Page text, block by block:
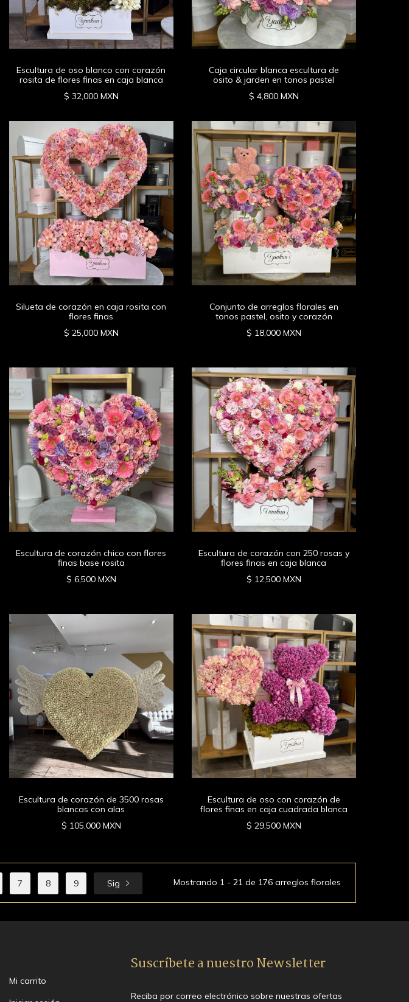
Escultura de oso blanco con corazón
rosita de flores finas en caja blanca
$ 32,000 MXN
Caja circular blanca escultura de
osito & jarden en tonos pastel
$ 4,800 MXN
Silueta de corazón en caja rosita con
flores finas
$ 25,000 MXN
Conjunto de arreglos florales en
tonos pastel, osito y corazón
$ 18,000 MXN
Escultura de corazón chico con flores
finas base rosita
$ 6,500 MXN
Escultura de corazón con 250 rosas y
flores finas en caja blanca
$ 12,500 MXN
Escultura de corazón de 3500 rosas
blancas con alas
$ 105,000 MXN
Escultura de oso con corazón de
flores finas en caja cuadrada blanca
$ 29,500 MXN
7 8 9 Sig Mostrando 1 - 21 de 176 arreglos florales
Mi carrito
Suscríbete a nuestro Newsletter
Reciba por correo electrónico sobre nuestras ofertas